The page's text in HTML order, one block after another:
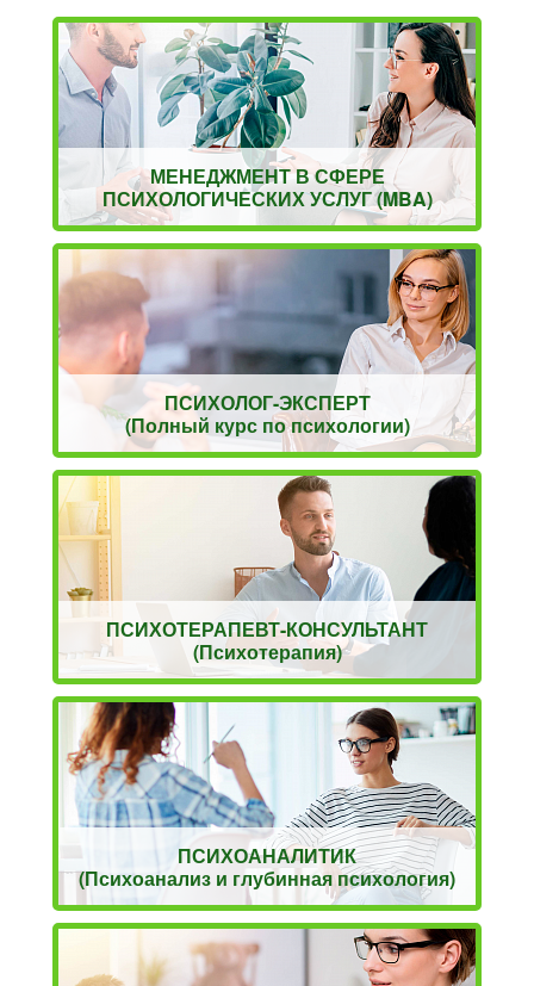
МЕНЕДЖМЕНТ В СФЕРЕ
ПСИХОЛОГИЧЕСКИХ УСЛУГ (MBA)
ПСИХОЛОГ-ЭКСПЕРТ
(Полный курс по психологии)
ПСИХОТЕРАПЕВТ-КОНСУЛЬТАНТ
(Психотерапия)
ПСИХОАНАЛИТИК
(Психоанализ и глубинная психология)